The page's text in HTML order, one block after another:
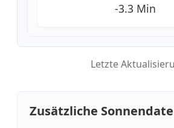
-3.3 Min
Letzte
Zusätzliche